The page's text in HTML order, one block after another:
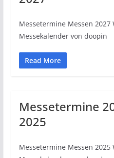
Messetermine Messen 2027
Messekalender von doopin
Read More
Messetermine
2025
Messetermine Messen 2025